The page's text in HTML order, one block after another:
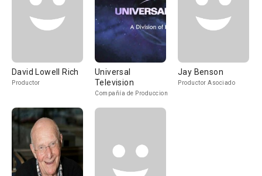
David Lowell Rich
Productor
Universal
Television
Compañía de Produccion
Jay Benson
Productor Asociado